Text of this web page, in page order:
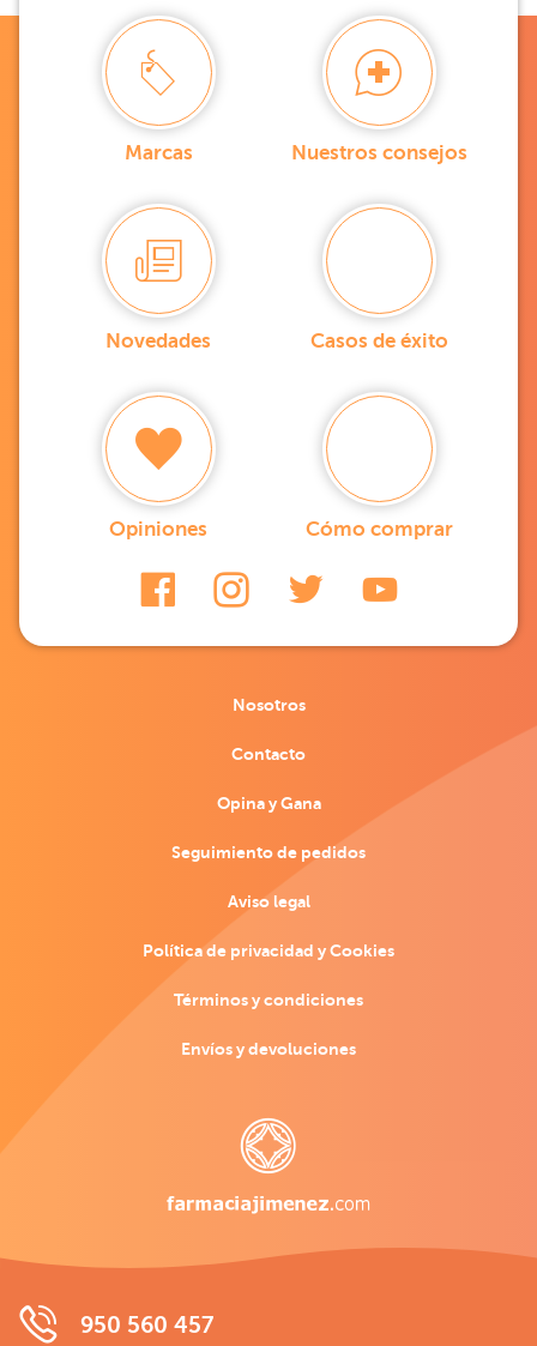
Marcas Nuestros consejos
Novedades Casos de éxito
Opiniones Cómo comprar
Nosotros
Contacto
Opina y Gana
Seguimiento de pedidos
Aviso legal
Política de privacidad y Cookies
Términos y condiciones
Envíos y devoluciones
950 560 457